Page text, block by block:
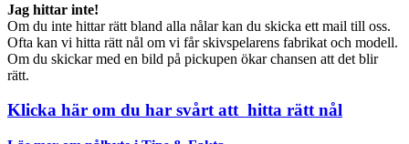
Jag hittar inte!
Om du inte hittar rätt bland alla nålar kan du skicka ett mail till oss.
Ofta kan vi hitta rätt nål om vi får skivspelarens fabrikat och modell.
Om du skickar med en bild på pickupen ökar chansen att det blir
rätt.
Klicka här om du har svårt att hitta rätt nål